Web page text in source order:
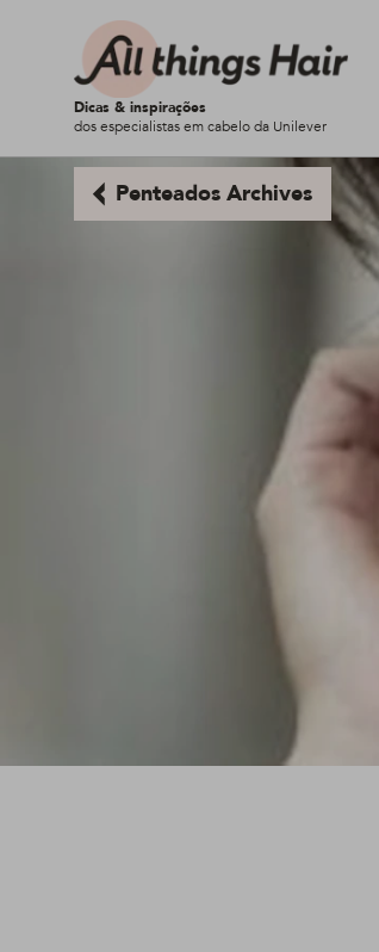
Dicas & inspirações
dos especialistas em cabelo da Unilever
Penteados Archives